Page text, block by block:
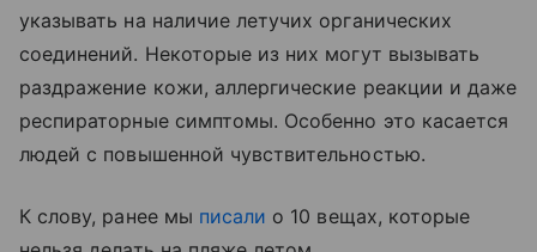
указывать на наличие летучих органических
соединений. Некоторые из них могут вызывать
раздражение кожи, аллергические реакции и даже
респираторные симптомы. Особенно это касается
людей с повышенной чувствительностью.
К слову, ранее мы писали о 10 вещах, которые